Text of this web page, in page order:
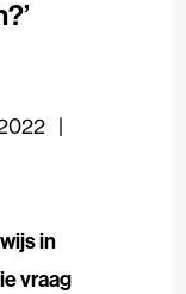
in
vraag